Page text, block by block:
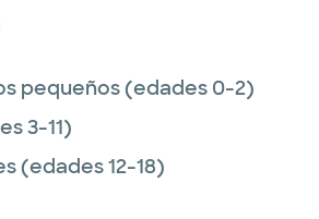
pequeños (edades 0-2)
3-11)
(edades 12-18)